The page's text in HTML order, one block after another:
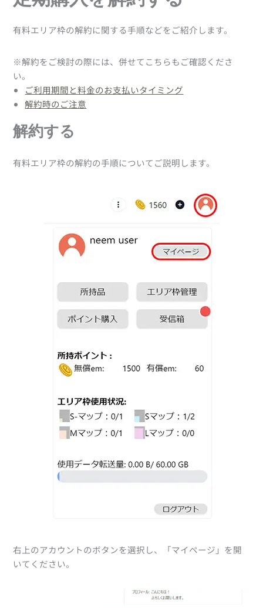
有料エリア枠の解約に関する手順などをご紹介します。
※解約をご検討の際には、併せてこちらもご確認くださ
い。
ご利用期間と料金のお支払いタイミング
解約時のご注意
解約する
有料エリア枠の解約の手順についてご説明します。
右上のアカウントのボタンを選択し、「マイページ」を開
いてください。